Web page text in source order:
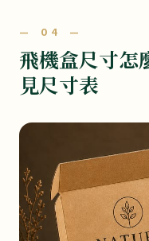
— 04 —
飛機盒尺寸怎
見尺寸表